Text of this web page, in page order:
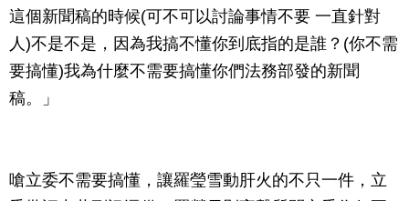
這個新聞稿的時候(可不可以討論事情不要 一直針對
人)不是不是，因為我搞不懂你到底指的是誰？(你不需
要搞懂)我為什麼不需要搞懂你們法務部發的新聞
稿。」
嗆立委不需要搞懂，讓羅瑩雪動肝火的不只一件，立